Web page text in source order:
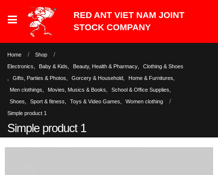
Home
Shop
Electronics
Baby & Kids Beauty, Health & Pharmacy
Clothing & Shoes
Gifts, Parties & Photos Gorcery & Household Home & Furnitures
Men clothings
Movies, Musics & Books School & Office Supplies
Shoes
Sport & fitness Toys & Video Games
Women clothing
Simple product 1
Simple product 1